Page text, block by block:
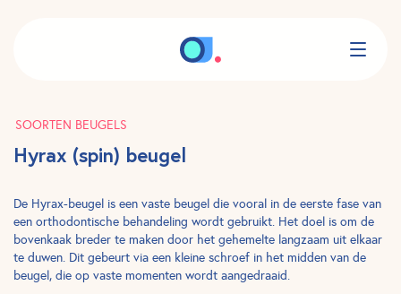
SOORTEN BEUGELS
Hyrax (spin) beugel
De Hyrax-beugel is een vaste beugel die vooral in de eerste fase van
een orthodontische behandeling wordt gebruikt. Het doel is om de
bovenkaak breder te maken door het gehemelte langzaam uit elkaar
te duwen. Dit gebeurt via een kleine schroef in het midden van de
beugel, die op vaste momenten wordt aangedraaid.